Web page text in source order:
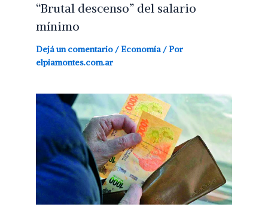
“Brutal descenso” del salario
mínimo
Dejá un comentario / Economía / Por
elpiamontes.com.ar